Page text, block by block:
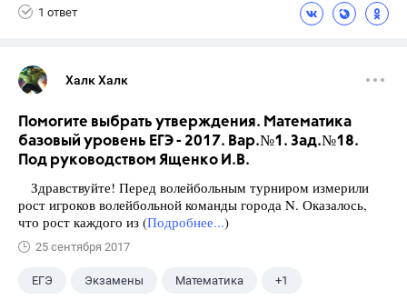
1 ответ
Халк Халк
Помогите выбрать утверждения. Математика
базовый уровень ЕГЭ - 2017. Вар.№1. Зад.№18.
Под руководством Ященко И.В.
Здравствуйте! Перед волейбольным турниром измерили
рост игроков волейбольной команды города N. Оказалось,
что рост каждого из (Подробнее...)
25 сентября 2017
ЕГЭ Экзамены Математика +1